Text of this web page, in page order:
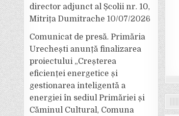
director adjunct al Școlii nr. 10,
Mitrița Dumitrache 10/07/2026
Comunicat de presă. Primăria
Urechești anunță finalizarea
proiectului „Creșterea
eficienței energetice și
gestionarea inteligentă a
energiei în sediul Primăriei și
Căminul Cultural, Comuna